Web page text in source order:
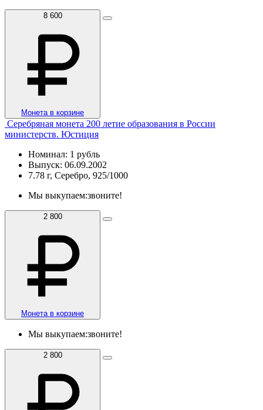
8 600
Монета в корзине
Серебряная монета 200 летие образования в России
министерств. Юстиция
Номинал: 1 рубль
Выпуск: 06.09.2002
7.78 г, Серебро, 925/1000
Мы выкупаем:звоните!
2 800
Монета в корзине
Мы выкупаем:звоните!
2 800